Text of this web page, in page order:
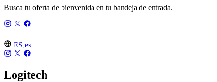
Busca tu oferta de bienvenida en tu bandeja de entrada.
ES,es
Logitech